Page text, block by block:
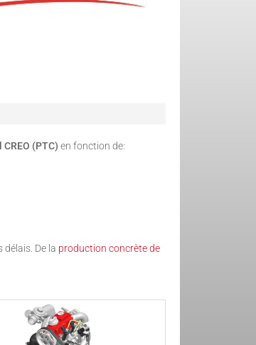
CREO (PTC) en fonction de:
De la production concrète de